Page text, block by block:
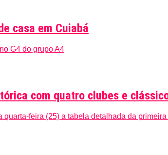
casa em Cuiabá
G4 do grupo A4
com quatro clubes e
feira (25) a tabela detalhada da